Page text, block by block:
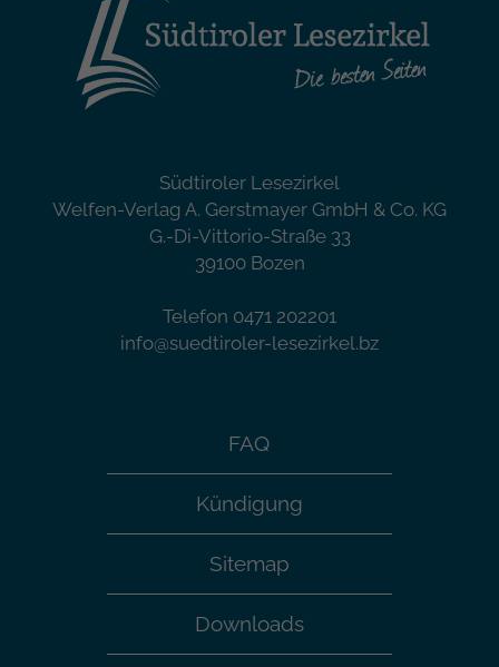
Südtiroler Lesezirkel
Welfen-Verlag A. Gerstmayer GmbH & Co. KG
G.-Di-Vittorio-Straße 33
39100 Bozen
Telefon 0471 202201
info@suedtiroler-lesezirkel.bz
FAQ
Kündigung
Sitemap
Downloads